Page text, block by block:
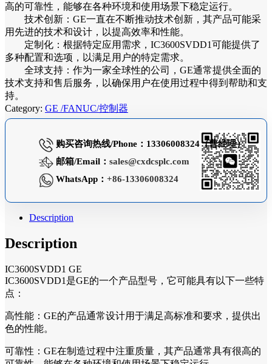
高的可靠性，能够在各种环境和使用场景下稳定运行。
技术创新：GE一直在不断推动技术创新，其产品可能采
用先进的技术和设计，以提高效率和性能。
定制化：根据特定应用需求，IC3600SVDD1可能提供了
多种配置和选项，以满足用户的特定需求。
全球支持：作为一家全球性的公司，GE通常提供全面的
技术支持和售后服务，以确保用户在使用过程中得到帮助和支
持。
Category: GE /FANUC/控制器
购买咨询热线/Phone：13306008324（曹经理）
邮箱/Email： sales@cxdcsplc.com
WhatsApp： +86-13306008324
Description
Description
IC3600SVDD1 GE
IC3600SVDD1是GE的一个产品型号，它可能具有以下一些特
点：
高性能：GE的产品通常设计用于满足高标准和要求，提供出
色的性能。
可靠性：GE在制造过程中注重质量，其产品通常具有很高的